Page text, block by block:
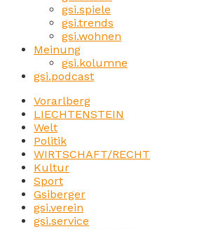
gsi.spiele
gsi.trends
gsi.wohnen
Meinung
gsi.kolumne
gsi.podcast
Vorarlberg
LIECHTENSTEIN
Welt
Politik
WIRTSCHAFT/RECHT
Kultur
Sport
Gsiberger
gsi.verein
gsi.service